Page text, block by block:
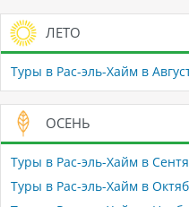
ЛЕТО
Туры в Рас-эль-Хайм в
ОСЕНЬ
Туры в Рас-эль-Хайм в
Туры в Рас-эль-Хайм в